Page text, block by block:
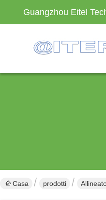
Guangzhou Eitel
Casa prodotti